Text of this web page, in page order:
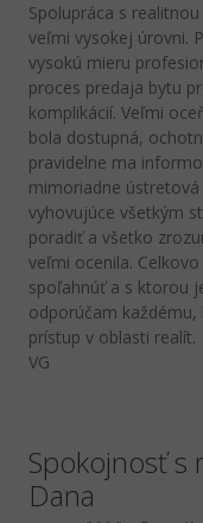
Spolupráca s
veľmi vysokej úrovni.
vysokú mieru
proces predaja bytu
komplikácií. Veľmi
bola dostupná,
pravidelne ma
mimoriadne
vyhovujúce všetkým
poradiť a všetko
veľmi ocenila.
spoľahnúť a s ktorou
odporúčam
prístup v oblasti realít.
VG
Spokojnosť s
Dana